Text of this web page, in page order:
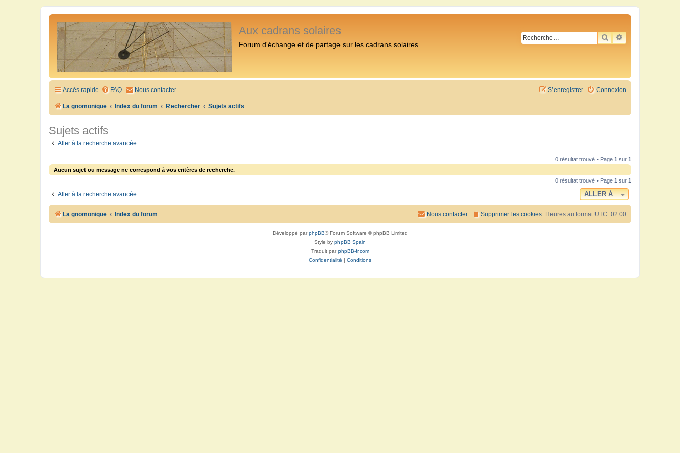
Aux cadrans solaires
Forum d'échange et de partage sur les cadrans solaires
RECHERCHER
RECHERCHE
Accès rapide FAQ Nous contacter Connexion
S’enregistrer
La gnomonique Index du forum Rechercher Sujets actifs
Sujets actifs
Aller à la recherche avancée
0 résultat trouvé • Page 1 sur 1
Aucun sujet ou message ne correspond à vos critères de recherche.
0 résultat trouvé • Page 1 sur 1
Aller à la recherche avancée ALLER À
La gnomonique Index du forum Heures au format UTC+02:00
Supprimer les cookies
Nous contacter
Développé parphpBB® Forum Software © phpBB Limited
Style by phpBB Spain
Traduit parphpBB-fr.com
Confidentialité | Conditions